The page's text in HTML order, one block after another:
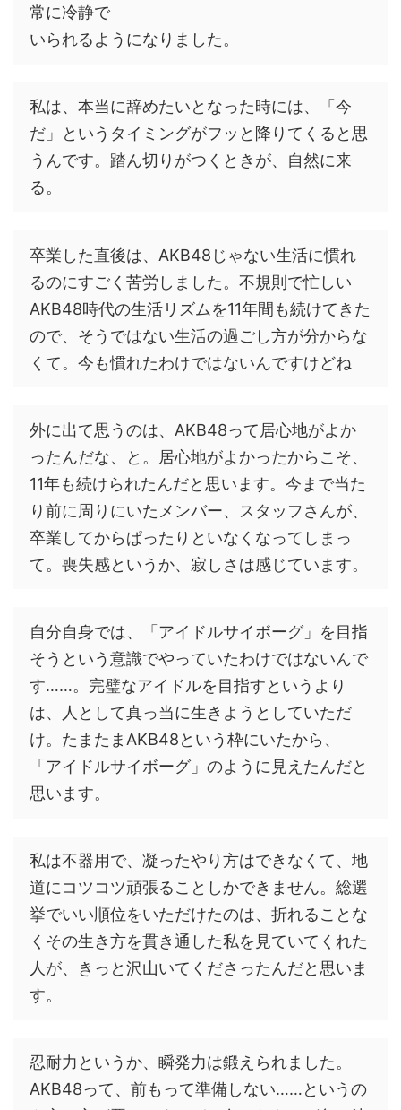
常に冷静で
いられるようになりました。
私は、本当に辞めたいとなった時には、「今
だ」というタイミングがフッと降りてくると思
うんです。踏ん切りがつくときが、自然に来
る。
卒業した直後は、AKB48じゃない生活に慣れ
るのにすごく苦労しました。不規則で忙しい
AKB48時代の生活リズムを11年間も続けてきた
ので、そうではない生活の過ごし方が分からな
くて。今も慣れたわけではないんですけどね
外に出て思うのは、AKB48って居心地がよか
ったんだな、と。居心地がよかったからこそ、
11年も続けられたんだと思います。今まで当た
り前に周りにいたメンバー、スタッフさんが、
卒業してからぱったりといなくなってしまっ
て。喪失感というか、寂しさは感じています。
自分自身では、「アイドルサイボーグ」を目指
そうという意識でやっていたわけではないんで
す……。完璧なアイドルを目指すというより
は、人として真っ当に生きようとしていただ
け。たまたまAKB48という枠にいたから、
「アイドルサイボーグ」のように見えたんだと
思います。
私は不器用で、凝ったやり方はできなくて、地
道にコツコツ頑張ることしかできません。総選
挙でいい順位をいただけたのは、折れることな
くその生き方を貫き通した私を見ていてくれた
人が、きっと沢山いてくださったんだと思いま
す。
忍耐力というか、瞬発力は鍛えられました。
AKB48って、前もって準備しない……というの